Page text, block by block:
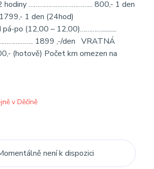
hodiny ……………………………... 800,- 1 den
1 den (24hod)
po (12,00 – 12,00)…………..........
1899 ,-/den VRATNÁ
(hotově) Počet km omezen na
v Děčíně
není k dispozici